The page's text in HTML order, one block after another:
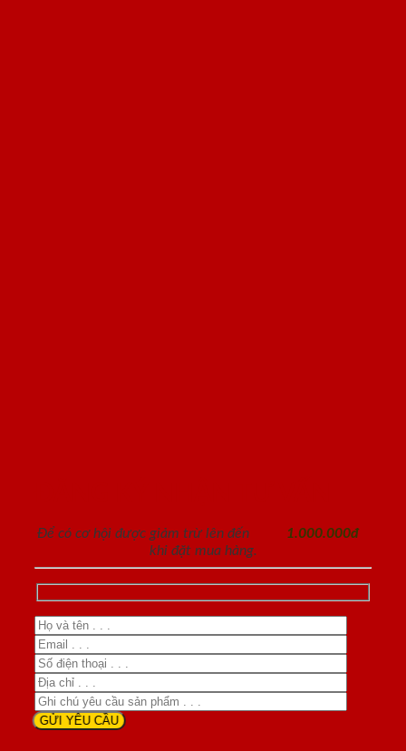
Để có cơ hội được giảm trừ lên đến
1.000.000đ
khi đặt mua hàng.